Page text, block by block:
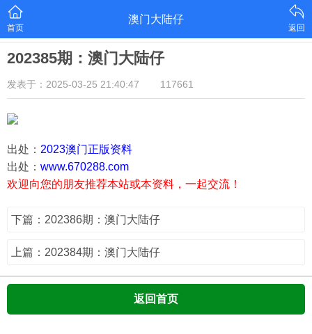
首页
澳门大陆仔
返回
202385期：澳门大陆仔
发表于：2025-03-25 21:40:47 117661
出处： 2023澳门正版资料
出处： www.670288.com
欢迎向您的朋友推荐本站或本资料，一起交流！
下篇：202386期：澳门大陆仔
上篇：202384期：澳门大陆仔
返回首页